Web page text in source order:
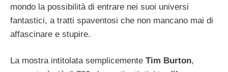
mondo la possibilità di entrare nei suoi universi
fantastici, a tratti spaventosi che non mancano mai di
affascinare e stupire.
La mostra intitolata semplicemente Tim Burton,